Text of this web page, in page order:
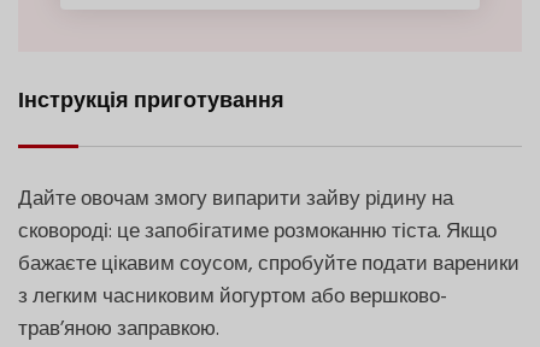
Інструкція приготування
Дайте овочам змогу випарити зайву рідину на
сковороді: це запобігатиме розмоканню тіста. Якщо
бажаєте цікавим соусом, спробуйте подати вареники
з легким часниковим йогуртом або вершково-
трав’яною заправкою.